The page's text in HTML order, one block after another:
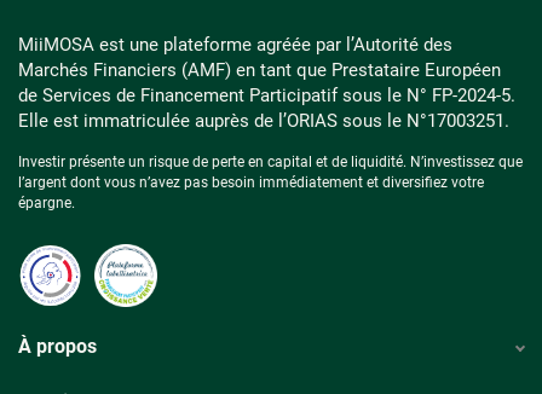
MiiMOSA est une plateforme agréée par l’Autorité des
Marchés Financiers (AMF) en tant que Prestataire Européen
de Services de Financement Participatif sous le N° FP-2024-5.
Elle est immatriculée auprès de l’ORIAS sous le N°17003251.
Investir présente un risque de perte en capital et de liquidité. N’investissez que
l’argent dont vous n’avez pas besoin immédiatement et diversifiez votre
épargne.
À propos